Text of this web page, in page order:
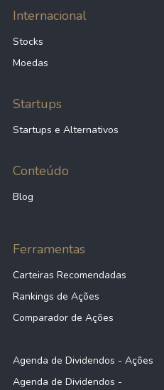
Internacional
Stocks
Moedas
Startups
Startups e Alternativos
Conteúdo
Blog
Ferramentas
Carteiras Recomendadas
Rankings de Ações
Comparador de Ações
Agenda de Dividendos - Ações
Agenda de Dividendos -